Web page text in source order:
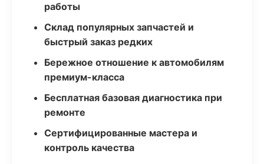
работы
Склад популярных запчастей и
быстрый заказ редких
Бережное отношение к автомобилям
премиум-класса
Бесплатная базовая диагностика при
ремонте
Сертифицированные мастера и
контроль качества